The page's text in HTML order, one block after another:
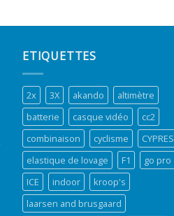
ETIQUETTES
2x 3X akando
altimètre
batterie
casque vidéo
cc2
combinaison
cyclisme
CYPRES
elastique de lovage
F1
go pro
ICE
indoor
kroop's
laarsen and brusgaard